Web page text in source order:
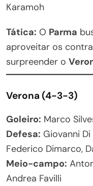
Karamoh
Tática: O Parma
aproveitar os
surpreender o
Verona (4-3-3)
Goleiro: Marco
Defesa: Giovanni
Federico Dimarco,
Meio-campo:
Andrea Favilli